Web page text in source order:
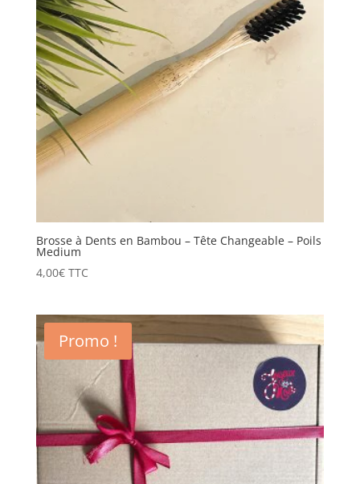
Brosse à Dents en Bambou – Tête Changeable – Poils
Medium
4,00€ TTC
Promo !